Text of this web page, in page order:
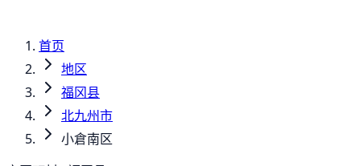
首页
地区
福冈县
北九州市
小倉南区